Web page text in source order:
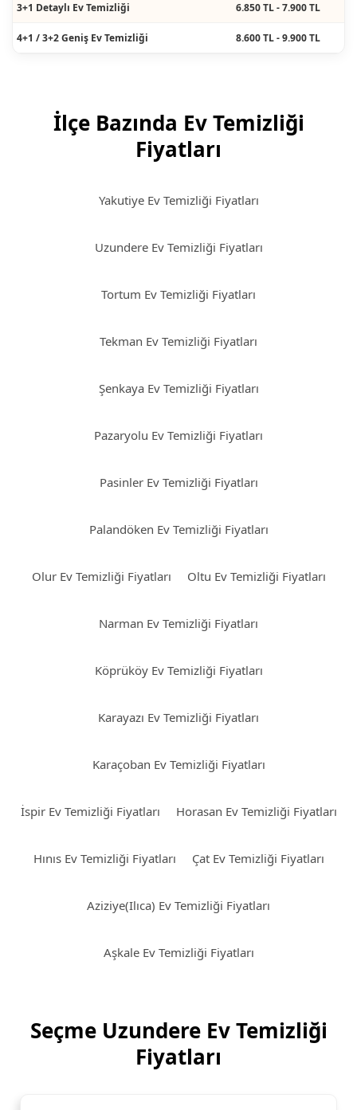
3+1 Detaylı Ev Temizliği 6.850 TL - 7.900 TL
4+1 / 3+2 Geniş Ev Temizliği 8.600 TL - 9.900 TL
İlçe Bazında Ev Temizliği
Fiyatları
Yakutiye Ev Temizliği Fiyatları
Uzundere Ev Temizliği Fiyatları
Tortum Ev Temizliği Fiyatları
Tekman Ev Temizliği Fiyatları
Şenkaya Ev Temizliği Fiyatları
Pazaryolu Ev Temizliği Fiyatları
Pasinler Ev Temizliği Fiyatları
Palandöken Ev Temizliği Fiyatları
Olur Ev Temizliği Fiyatları Oltu Ev Temizliği Fiyatları
Narman Ev Temizliği Fiyatları
Köprüköy Ev Temizliği Fiyatları
Karayazı Ev Temizliği Fiyatları
Karaçoban Ev Temizliği Fiyatları
İspir Ev Temizliği Fiyatları Horasan Ev Temizliği Fiyatları
Hınıs Ev Temizliği Fiyatları Çat Ev Temizliği Fiyatları
Aziziye(Ilıca) Ev Temizliği Fiyatları
Aşkale Ev Temizliği Fiyatları
Seçme Uzundere Ev Temizliği
Fiyatları